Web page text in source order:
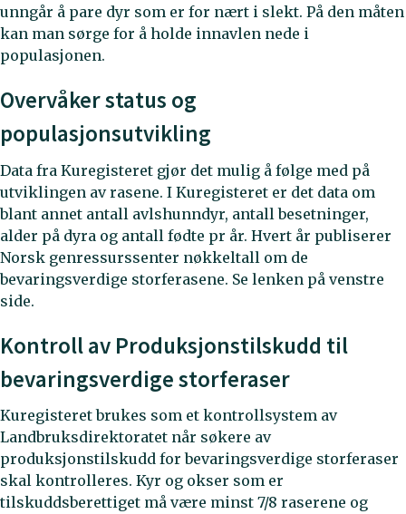
unngår å pare dyr som er for nært i slekt. På den måten
kan man sørge for å holde innavlen nede i
populasjonen.
Overvåker status og
populasjonsutvikling
Data fra Kuregisteret gjør det mulig å følge med på
utviklingen av rasene. I Kuregisteret er det data om
blant annet antall avlshunndyr, antall besetninger,
alder på dyra og antall fødte pr år. Hvert år publiserer
Norsk genressurssenter nøkkeltall om de
bevaringsverdige storferasene. Se lenken på venstre
side.
Kontroll av Produksjonstilskudd til
bevaringsverdige storferaser
Kuregisteret brukes som et kontrollsystem av
Landbruksdirektoratet når søkere av
produksjonstilskudd for bevaringsverdige storferaser
skal kontrolleres. Kyr og okser som er
tilskuddsberettiget må være minst 7/8 raserene og